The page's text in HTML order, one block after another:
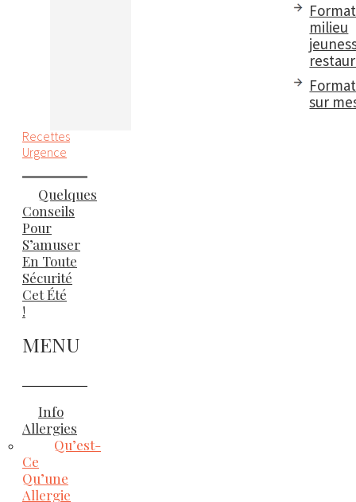
milieu
sur
Recettes
Urgence
Quelques
Conseils
Pour
S’amuser
En Toute
Sécurité
Cet Été
!
MENU
Info
Allergies
Qu’est-
Ce
Qu’une
Allergie